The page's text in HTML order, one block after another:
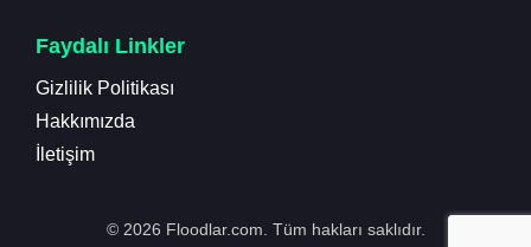
Faydalı Linkler
Gizlilik Politikası
Hakkımızda
İletişim
© 2026 Floodlar.com. Tüm hakları saklıdır.